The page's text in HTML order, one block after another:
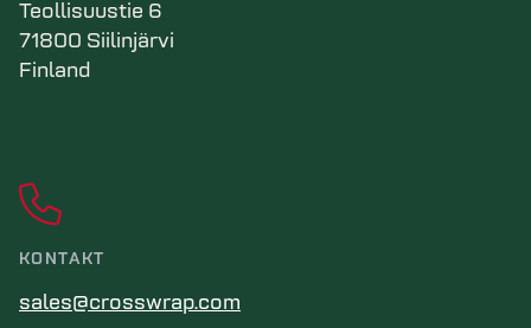
Teollisuustie 6
71800 Siilinjärvi
Finland
KONTAKT
sales@crosswrap.com